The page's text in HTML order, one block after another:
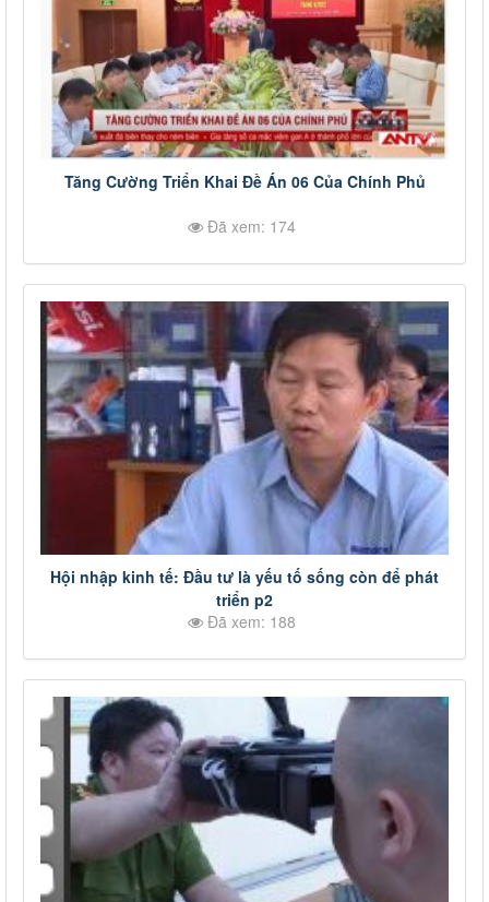
Tăng Cường Triển Khai Đề Án 06 Của Chính Phủ
Đã xem: 174
Hội nhập kinh tế: Đầu tư là yếu tố sống còn để phát
triển p2
Đã xem: 188